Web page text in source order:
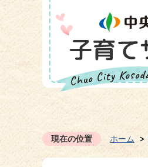
現在の位置 ホーム